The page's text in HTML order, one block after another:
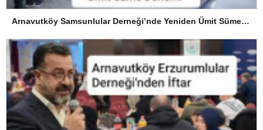
Arnavutköy Samsunlular Derneği’nde Yeniden Ümit Süme Dönemi